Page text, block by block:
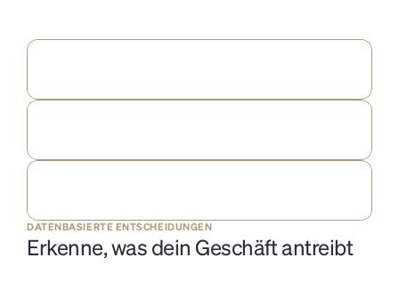
Lege individuelle Fälligkeitsdaten fest, die den Zeitpunkt der
Alle E-Mails sind vollständig white-labeled – ohne Fugoya-
Setze dich automatisch in CC, um bei jeder ausgehenden E-
DATENBASIERTE ENTSCHEIDUNGEN
Erkenne, was dein Geschäft antreibt